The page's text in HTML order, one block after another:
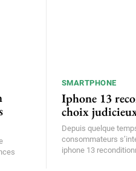
SMARTPHONE
Iphone 13
choix
Depuis quelque
consommateurs
iphone 13